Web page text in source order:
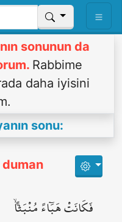
sonunun da
Rabbime
daha iyisini
sonu:
duman
فَكَانَتْ هَبَٓاءً مُنْبَثاًّۙ